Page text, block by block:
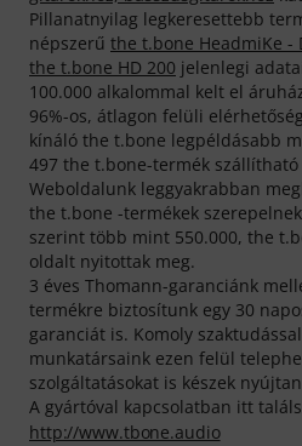
Pillanatnyilag legkeresettebb
népszerű the t.bone HeadmiKe -
the t.bone HD 200 jelenlegi
100.000 alkalommal kelt el
96%-os, átlagon felüli
kínáló the t.bone legpéldásabb
497 the t.bone-termék szállítható
Weboldalunk leggyakrabban
the t.bone -termékek
szerint több mint 550.000, the
oldalt nyitottak meg.
3 éves Thomann-garanciánk
termékre biztosítunk egy 30
garanciát is. Komoly
munkatársaink ezen felül
szolgáltatásokat is készek
A gyártóval kapcsolatban itt
http://www.tbone.audio